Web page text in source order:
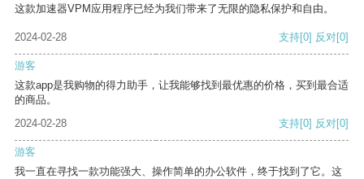
这款加速器VPM应用程序已经为我们带来了无限的隐私保护和自由。
2024-02-28 支持[0] 反对[0]
游客
这款app是我购物的得力助手，让我能够找到最优惠的价格，买到最合适
的商品。
2024-02-28
支持[0] 反对[0]
游客
我一直在寻找一款功能强大、操作简单的办公软件，终于找到了它。这